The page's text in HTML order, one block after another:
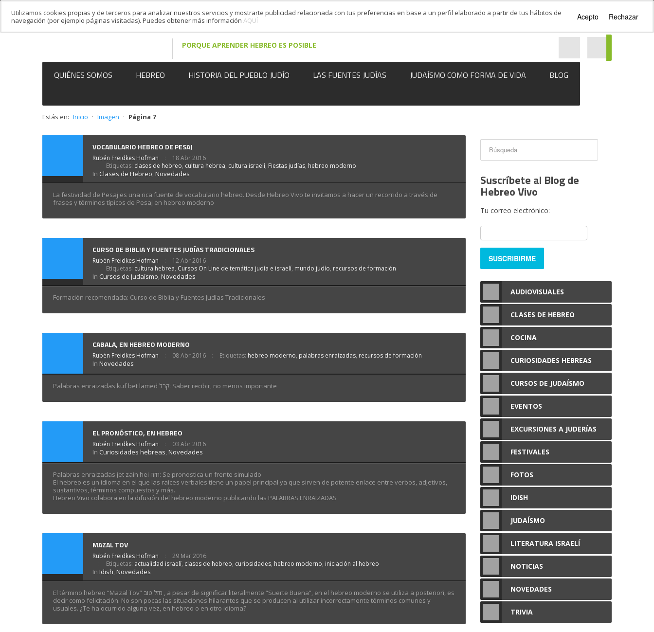
PORQUE APRENDER HEBREO ES POSIBLE
QUIÉNES SOMOS HEBREO HISTORIA DEL PUEBLO JUDÍO LAS FUENTES JUDÍAS JUDAÍSMO COMO FORMA DE VIDA BLOG
Estás en: Inicio · Imagen · Página 7
VOCABULARIO HEBREO DE PESAJ
Rubén Freidkes Hofman
18 Abr 2016
Etiquetas: clases de hebreo, cultura hebrea, cultura israelí, Fiestas judías, hebreo moderno
In Clases de Hebreo,Novedades
La festividad de Pesaj es una rica fuente de vocabulario hebreo. Desde Hebreo Vivo te invitamos a hacer un recorrido a través de
frases y términos típicos de Pesaj en hebreo moderno
CURSO DE BIBLIA Y FUENTES JUDÍAS TRADICIONALES
Rubén Freidkes Hofman
12 Abr 2016
Etiquetas: cultura hebrea, Cursos On Line de temática judía e israelí, mundo judío, recursos de formación
In Cursos de Judaísmo,Novedades
Formación recomendada: Curso de Biblia y Fuentes Judías Tradicionales
CABALA, EN HEBREO MODERNO
Rubén Freidkes Hofman 08 Abr 2016 Etiquetas: hebreo moderno, palabras enraizadas, recursos de formación
In Novedades
Palabras enraizadas kuf bet lamed קבל: Saber recibir, no menos importante
EL PRONÓSTICO, EN HEBREO
Rubén Freidkes Hofman 03 Abr 2016
In Curiosidades hebreas,Novedades
Palabras enraizadas jet zain hei חזה: Se pronostica un frente simulado
El hebreo es un idioma en el que las raíces verbales tiene un papel principal ya que sirven de potente enlace entre verbos, adjetivos,
sustantivos, términos compuestos y más.
Hebreo Vivo colabora en la difusión del hebreo moderno publicando las PALABRAS ENRAIZADAS
MAZAL TOV
Rubén Freidkes Hofman
29 Mar 2016
Etiquetas: actualidad israelí, clases de hebreo, curiosidades, hebreo moderno, iniciación al hebreo
In Idish,Novedades
El término hebreo “Mazal Tov” מזל טוב , a pesar de significar literalmente “Suerte Buena”, en el hebreo moderno se utiliza a posteriori, es
decir como felicitación. No son pocas las situaciones hilarantes que se producen al utilizar incorrectamente términos comunes y
usuales. ¿Te ha ocurrido alguna vez, en hebreo o en otro idioma?
Suscríbete al Blog de
Hebreo Vivo
Tu correo electrónico:
AUDIOVISUALES
CLASES DE HEBREO
COCINA
CURIOSIDADES HEBREAS
CURSOS DE JUDAÍSMO
EVENTOS
EXCURSIONES A JUDERÍAS
FESTIVALES
FOTOS
IDISH
JUDAÍSMO
LITERATURA ISRAELÍ
NOTICIAS
NOVEDADES
TRIVIA
Utilizamos cookies propias y de terceros para analizar nuestros servicios y mostrarte publicidad relacionada con tus preferencias en base a un perfil elaborado a partir de tus hábitos de
navegación (por ejemplo páginas visitadas). Puedes obtener más información AQUÍ Acepto Rechazar